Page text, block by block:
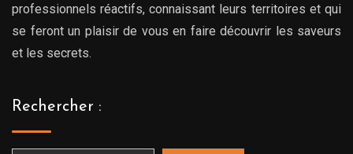
professionnels réactifs, connaissant leurs territoires et qui
se feront un plaisir de vous en faire découvrir les saveurs
et les secrets.
Rechercher :